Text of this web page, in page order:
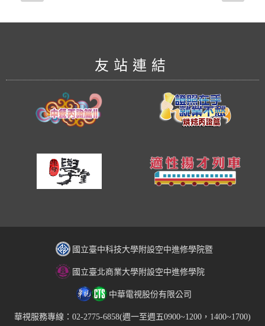
友站連結
國立臺中科技大學附設空中進修學院暨
國立臺北商業大學附設空中進修學院
中華電視股份有限公司
華視服務專線：02-2775-6858(週一至週五0900~1200，1400~1700)